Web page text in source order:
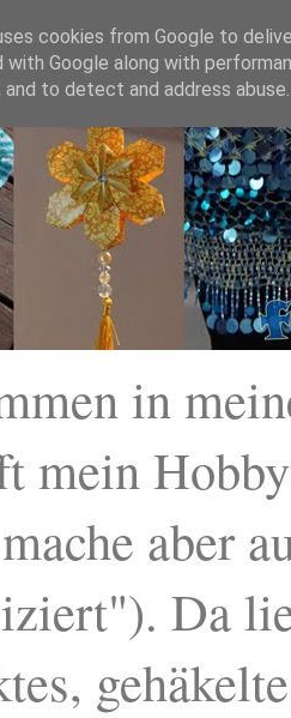
in
mein
aber
Da
cookies from Google to
with Google along with
to detect and address abuse.